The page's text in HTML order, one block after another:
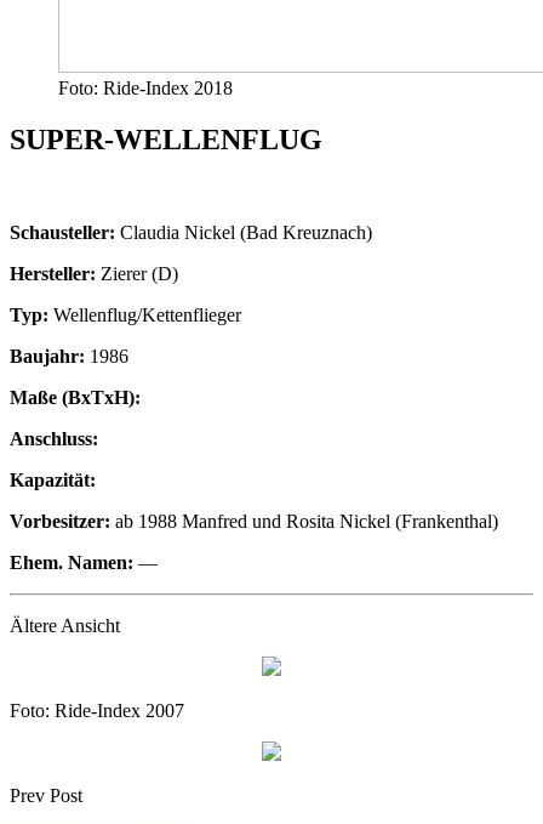
Foto: Ride-Index 2018
SUPER-WELLENFLUG
Schausteller: Claudia Nickel (Bad Kreuznach)
Hersteller: Zierer (D)
Typ: Wellenflug/Kettenflieger
Baujahr: 1986
Maße (BxTxH):
Anschluss:
Kapazität:
Vorbesitzer: ab 1988 Manfred und Rosita Nickel (Frankenthal)
Ehem. Namen: —
Ältere Ansicht
Foto: Ride-Index 2007
Prev Post